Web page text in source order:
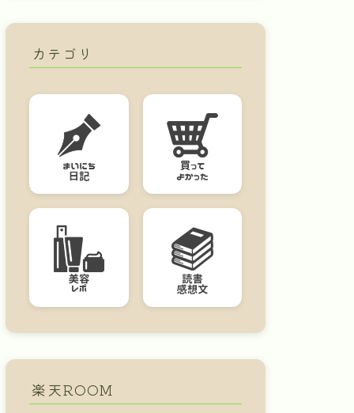
カテゴリ
楽天ROOM